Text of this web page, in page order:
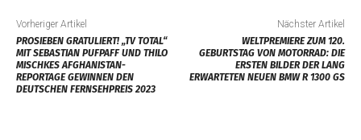
Vorheriger Artikel
PROSIEBEN GRATULIERT! „TV TOTAL“
MIT SEBASTIAN PUFPAFF UND THILO
MISCHKES AFGHANISTAN-
REPORTAGE GEWINNEN DEN
DEUTSCHEN FERNSEHPREIS 2023
Nächster Artikel
WELTPREMIERE ZUM 120.
GEBURTSTAG VON MOTORRAD: DIE
ERSTEN BILDER DER LANG
ERWARTETEN NEUEN BMW R 1300 GS